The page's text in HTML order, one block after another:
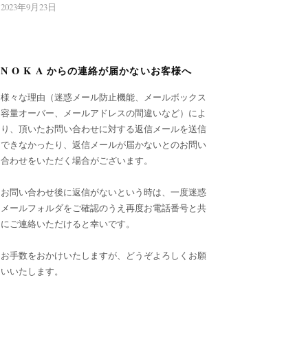
2023年9月23日
N O K A からの連絡が届かないお客様へ
様々な理由（迷惑メール防止機能、メールボックス
容量オーバー、メールアドレスの間違いなど）によ
り、頂いたお問い合わせに対する返信メールを送信
できなかったり、返信メールが届かないとのお問い
合わせをいただく場合がございます。
お問い合わせ後に返信がないという時は、一度迷惑
メールフォルダをご確認のうえ再度お電話番号と共
にご連絡いただけると幸いです。
お手数をおかけいたしますが、どうぞよろしくお願
いいたします。